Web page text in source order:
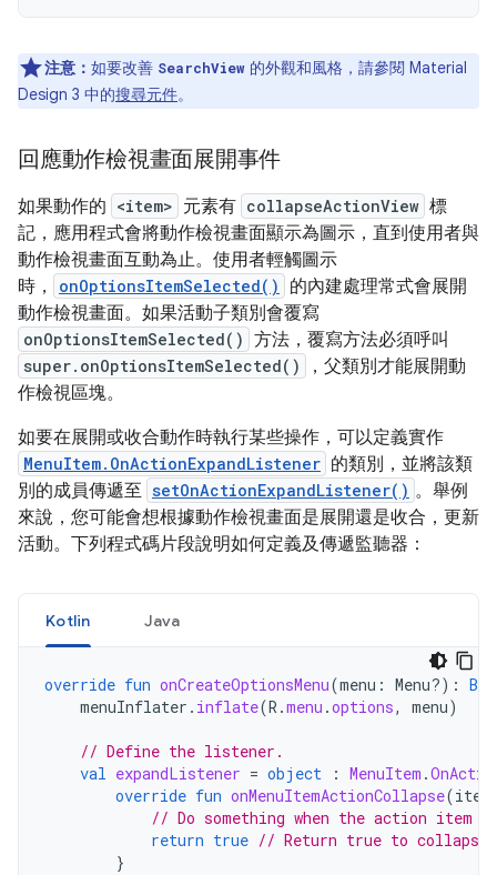
注意： 如要改善 SearchView 的外觀和風格，請參閱 Material
Design 3 中的搜尋元件。
回應動作檢視畫面展開事件
如果動作的 <item> 元素有 collapseActionView 標
記，應用程式會將動作檢視畫面顯示為圖示，直到使用者與
動作檢視畫面互動為止。使用者輕觸圖示
時，
onOptionsItemSelected()
的內建處理常式會展開
動作檢視畫面。如果活動子類別會覆寫
onOptionsItemSelected() 方法，覆寫方法必須呼叫
super.onOptionsItemSelected()
，父類別才能展開動
作檢視區塊。
如要在展開或收合動作時執行某些操作，可以定義實作
MenuItem.OnActionExpandListener 的類別，並將該類
別的成員傳遞至 setOnActionExpandListener() 。舉例
來說，您可能會想根據動作檢視畫面是展開還是收合，更新
活動。下列程式碼片段說明如何定義及傳遞監聽器：
Kotlin Java
override fun onCreateOptionsMenu(menu : Menu?) :
menuInflater . inflate(R .menu .options, menu)
// Define the listener.
val expandListener = object : MenuItem .
override fun onMenuItemActionCollapse(item
// Do something when the action item
return true // Return true to collapse
}